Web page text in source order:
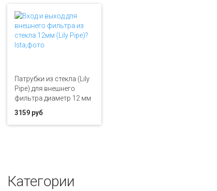
Патрубки из стекла (Lily
Pipe) для внешнего
фильтра диаметр 12 мм
3159 руб
Категории